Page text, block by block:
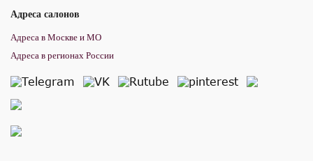
Адреса салонов
Адреса в Москве и МО
Адреса в регионах России